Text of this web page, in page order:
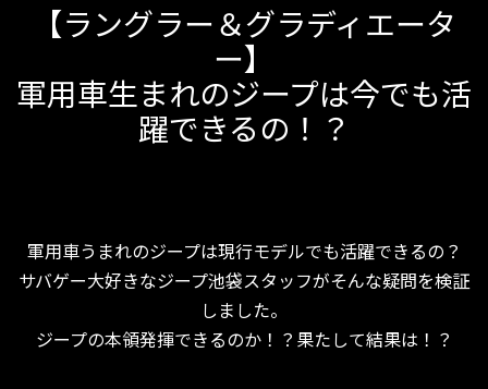
【ラングラー＆グラディエータ
ー】
軍用車生まれのジープは今でも活
躍できるの！？
軍用車うまれのジープは現行モデルでも活躍できるの？
サバゲー大好きなジープ池袋スタッフがそんな疑問を検証
しました。
ジープの本領発揮できるのか！？果たして結果は！？